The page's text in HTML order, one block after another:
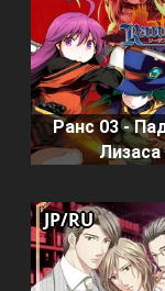
Ранс 03 -
Лизаса
JP/RU